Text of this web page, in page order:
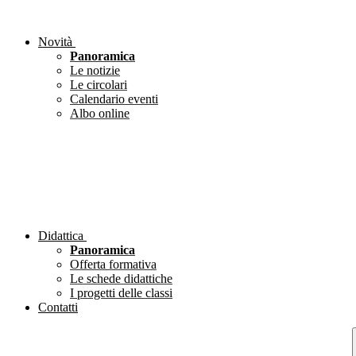
Novità
Panoramica
Le notizie
Le circolari
Calendario eventi
Albo online
Didattica
Panoramica
Offerta formativa
Le schede didattiche
I progetti delle classi
Contatti